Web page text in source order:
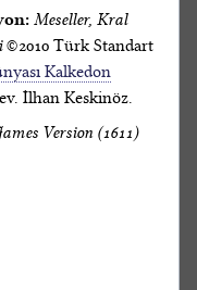
Meseller, Kral
©2010 Türk Standart
Kalkedon
İlhan Keskinöz.
Version (1611)